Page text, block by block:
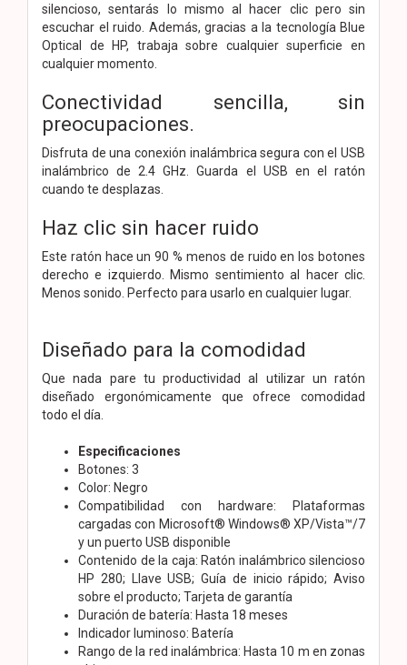
silencioso, sentarás lo mismo al hacer clic pero sin
escuchar el ruido. Además, gracias a la tecnología Blue
Optical de HP, trabaja sobre cualquier superficie en
cualquier momento.
Conectividad sencilla, sin
preocupaciones.
Disfruta de una conexión inalámbrica segura con el USB
inalámbrico de 2.4 GHz. Guarda el USB en el ratón
cuando te desplazas.
Haz clic sin hacer ruido
Este ratón hace un 90 % menos de ruido en los botones
derecho e izquierdo. Mismo sentimiento al hacer clic.
Menos sonido. Perfecto para usarlo en cualquier lugar.
Diseñado para la comodidad
Que nada pare tu productividad al utilizar un ratón
diseñado ergonómicamente que ofrece comodidad
todo el día.
Especificaciones
Botones: 3
Color: Negro
Compatibilidad con hardware: Plataformas
cargadas con Microsoft® Windows® XP/Vista™/7
y un puerto USB disponible
Contenido de la caja: Ratón inalámbrico silencioso
HP 280; Llave USB; Guía de inicio rápido; Aviso
sobre el producto; Tarjeta de garantía
Duración de batería: Hasta 18 meses
Indicador luminoso: Batería
Rango de la red inalámbrica: Hasta 10 m en zonas